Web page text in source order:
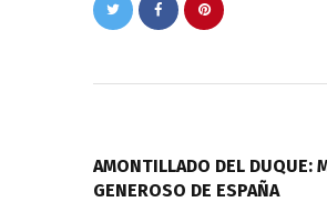
entradas
AMONTILLADO DEL DUQUE:
GENEROSO DE ESPAÑA